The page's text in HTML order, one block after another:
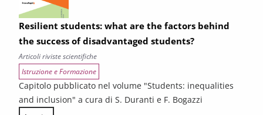
Resilient students: what are the factors behind
the success of disadvantaged students?
Articoli riviste scientifiche
Istruzione e Formazione
Capitolo pubblicato nel volume "Students: inequalities
and inclusion" a cura di S. Duranti e F. Bogazzi